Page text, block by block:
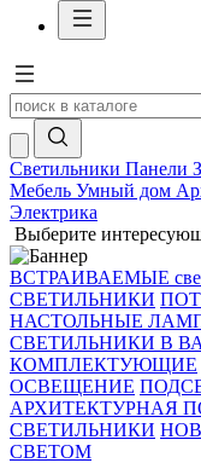
Светильники Панели
Мебель Умный дом
Электрика
Выберите
ВСТРАИВАЕМЫЕ
СВЕТИЛЬНИКИ
НАСТОЛЬНЫЕ
СВЕТИЛЬНИКИ В
КОМПЛЕКТУЮЩИЕ
ОСВЕЩЕНИЕ
АРХИТЕКТУРНАЯ
СВЕТИЛЬНИКИ
СВЕТОМ